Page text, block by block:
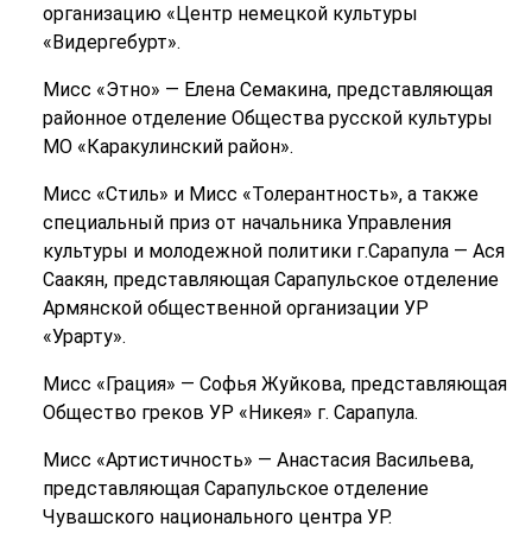
организацию «Центр немецкой культуры
«Видергебурт».
Мисс «Этно» — Елена Семакина, представляющая
районное отделение Общества русской культуры
МО «Каракулинский район».
Мисс «Стиль» и Мисс «Толерантность», а также
специальный приз от начальника Управления
культуры и молодежной политики г.Сарапула — Ася
Саакян, представляющая Сарапульское отделение
Армянской общественной организации УР
«Урарту».
Мисс «Грация» — Софья Жуйкова, представляющая
Общество греков УР «Никея» г. Сарапула.
Мисс «Артистичность» — Анастасия Васильева,
представляющая Сарапульское отделение
Чувашского национального центра УР.